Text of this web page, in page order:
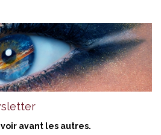
avant les autres.